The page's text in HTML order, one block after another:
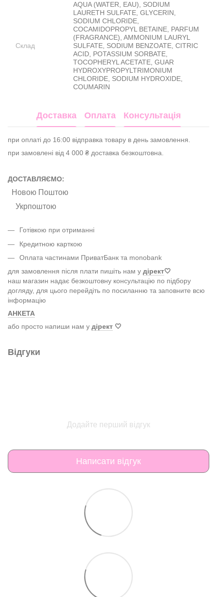
Склад
AQUA (WATER, EAU), SODIUM
LAURETH SULFATE, GLYCERIN,
SODIUM CHLORIDE,
COCAMIDOPROPYL BETAINE, PARFUM
(FRAGRANCE), AMMONIUM LAURYL
SULFATE, SODIUM BENZOATE, CITRIC
ACID, POTASSIUM SORBATE,
TOCOPHERYL ACETATE, GUAR
HYDROXYPROPYLTRIMONIUM
CHLORIDE, SODIUM HYDROXIDE,
COUMARIN
Доставка Оплата Консультація
при оплаті до 16:00 відправка товару в день замовлення.
при замовлені від 4 000 ₴ доставка безкоштовна.
ДОСТАВЛЯЄМО:
Новою Поштою
Укрпоштою
Готівкою при отриманні
Кредитною карткою
Оплата частинами ПриватБанк та monobank
для замовлення після плати пишіть нам у дірект🤍
наш магазин надає безкоштовну консультацію по підбору
догляду, для цього перейдіть по посиланню та заповните всю
інформацію
АНКЕТА
або просто напиши нам у дірект 🤍
Відгуки
Додайте перший відгук
Написати відгук